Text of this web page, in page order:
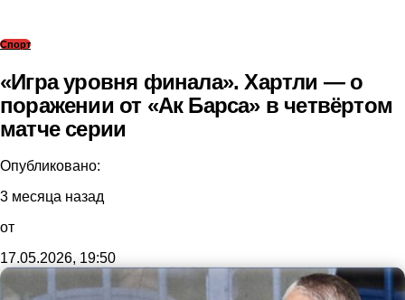
Спорт
«Игра уровня финала». Хартли — о
поражении от «Ак Барса» в четвёртом
матче серии
Опубликовано:
3 месяца назад
от
17.05.2026, 19:50